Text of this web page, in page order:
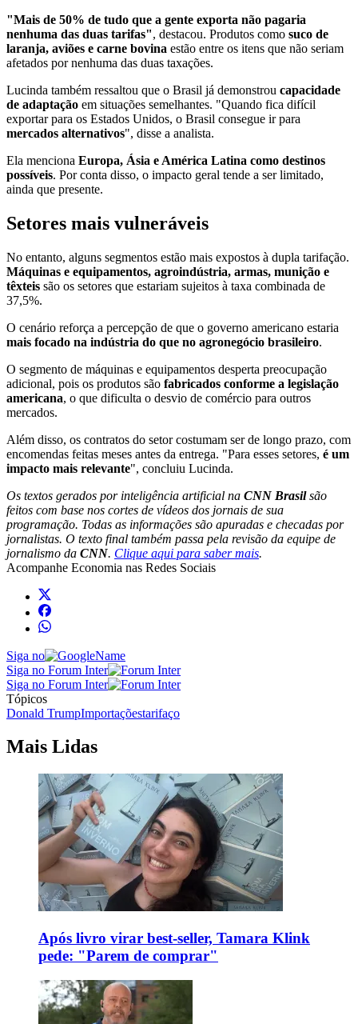
"Mais de 50% de tudo que a gente exporta não pagaria
nenhuma das duas tarifas", destacou. Produtos como suco de
laranja, aviões e carne bovina estão entre os itens que não seriam
afetados por nenhuma das duas taxações.
Lucinda também ressaltou que o Brasil já demonstrou capacidade
de adaptação em situações semelhantes. "Quando fica difícil
exportar para os Estados Unidos, o Brasil consegue ir para
mercados alternativos", disse a analista.
Ela menciona Europa, Ásia e América Latina como destinos
possíveis. Por conta disso, o impacto geral tende a ser limitado,
ainda que presente.
Setores mais vulneráveis
No entanto, alguns segmentos estão mais expostos à dupla tarifação.
Máquinas e equipamentos, agroindústria, armas, munição e
têxteis são os setores que estariam sujeitos à taxa combinada de
37,5%.
O cenário reforça a percepção de que o governo americano estaria
mais focado na indústria do que no agronegócio brasileiro.
O segmento de máquinas e equipamentos desperta preocupação
adicional, pois os produtos são fabricados conforme a legislação
americana, o que dificulta o desvio de comércio para outros
mercados.
Além disso, os contratos do setor costumam ser de longo prazo, com
encomendas feitas meses antes da entrega. "Para esses setores, é um
impacto mais relevante", concluiu Lucinda.
Os textos gerados por inteligência artificial na CNN Brasilsão
feitos com base nos cortes de vídeos dos jornais de sua
programação. Todas as informações são apuradas e checadas por
jornalistas. O texto final também passa pela revisão da equipe de
jornalismo da CNN. Clique aqui para saber mais.
Acompanhe Economia nas Redes Sociais
Siga no
Siga no Forum Inter
Siga no Forum Inter
Tópicos
Donald TrumpImportaçõestarifaço
Mais Lidas
Após livro virar best-seller, Tamara Klink
pede: "Parem de comprar"